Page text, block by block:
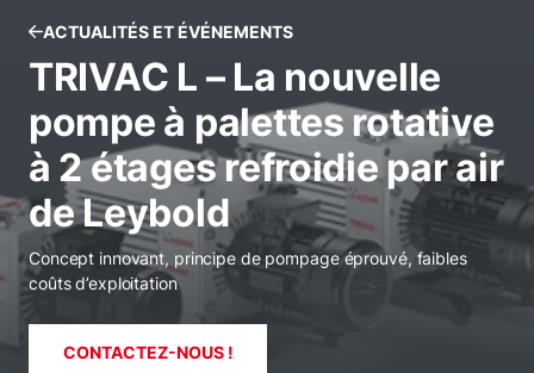
ACTUALITÉS ET ÉVÉNEMENTS
TRIVAC L – La nouvelle
pompe à palettes rotative
à 2 étages refroidie par air
de Leybold
Concept innovant, principe de pompage éprouvé, faibles
coûts d’exploitation
CONTACTEZ-NOUS !